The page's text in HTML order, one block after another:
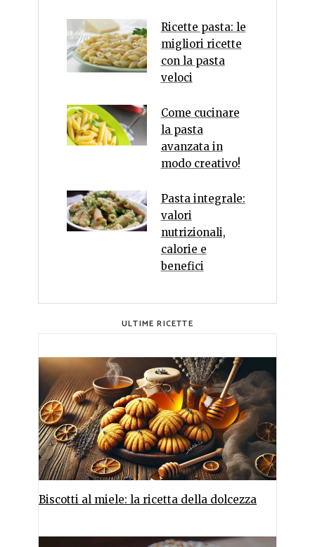
Ricette pasta: le
migliori ricette
con la pasta
veloci
Come cucinare
la pasta
avanzata in
modo creativo!
Pasta integrale:
valori
nutrizionali,
calorie e
benefici
ULTIME RICETTE
Biscotti al miele: la ricetta della dolcezza